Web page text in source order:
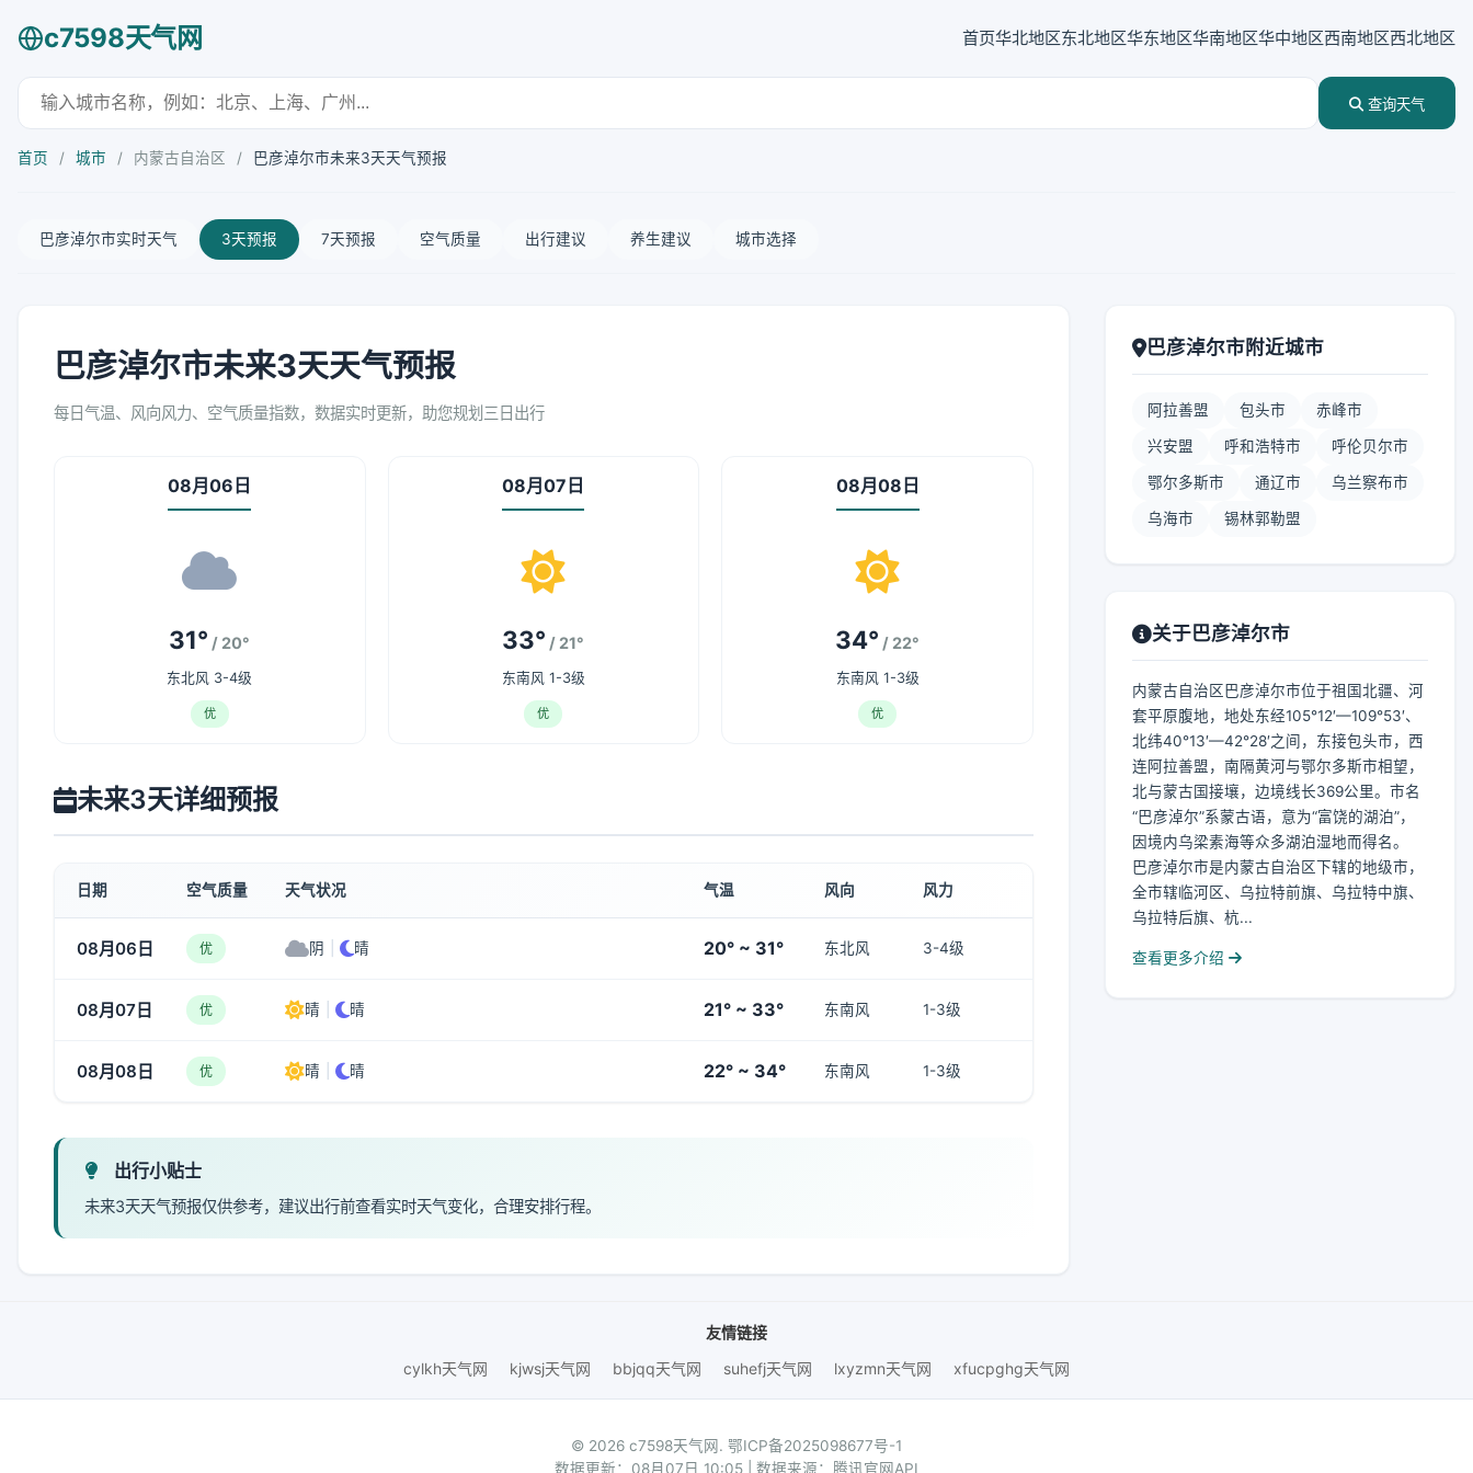
c7598天气网 首页华北地区东北地区华东地区华南地区华中地区西南地区西北地区
查询天气
首页 / 城市 / 内蒙古自治区 / 巴彦淖尔市未来3天天气预报
巴彦淖尔市实时天气 3天预报 7天预报 空气质量 出行建议 养生建议 城市选择
巴彦淖尔市未来3天天气预报
每日气温、风向风力、空气质量指数，数据实时更新，助您规划三日出行
08月06日
31° / 20°
东北风 3-4级
优
08月07日
33° / 21°
东南风 1-3级
优
08月08日
34° / 22°
东南风 1-3级
优
未来3天详细预报
日期 空气质量 天气状况 气温 风向 风力
08月06日 优 阴 晴 20° ~ 31° 东北风 3-4级
08月07日 优 晴 晴 21° ~ 33° 东南风 1-3级
08月08日 优 晴 晴 22° ~ 34° 东南风 1-3级
出行小贴士
未来3天天气预报仅供参考，建议出行前查看实时天气变化，合理安排行程。
巴彦淖尔市附近城市
阿拉善盟 包头市 赤峰市
兴安盟 呼和浩特市 呼伦贝尔市
鄂尔多斯市 通辽市 乌兰察布市
乌海市 锡林郭勒盟
关于巴彦淖尔市
内蒙古自治区巴彦淖尔市位于祖国北疆、河
套平原腹地，地处东经105°12′—109°53′、
北纬40°13′—42°28′之间，东接包头市，西
连阿拉善盟，南隔黄河与鄂尔多斯市相望，
北与蒙古国接壤，边境线长369公里。市名
“巴彦淖尔”系蒙古语，意为“富饶的湖泊”，
因境内乌梁素海等众多湖泊湿地而得名。
巴彦淖尔市是内蒙古自治区下辖的地级市，
全市辖临河区、乌拉特前旗、乌拉特中旗、
乌拉特后旗、杭...
查看更多介绍
友情链接
cylkh天气网
kjwsj天气网 bbjqq天气网 suhefj天气网 lxyzmn天气网 xfucpghg天气网
© 2026 c7598天气网. 鄂ICP备2025098677号-1
数据更新：08月07日 10:05 | 数据来源：腾讯官网API